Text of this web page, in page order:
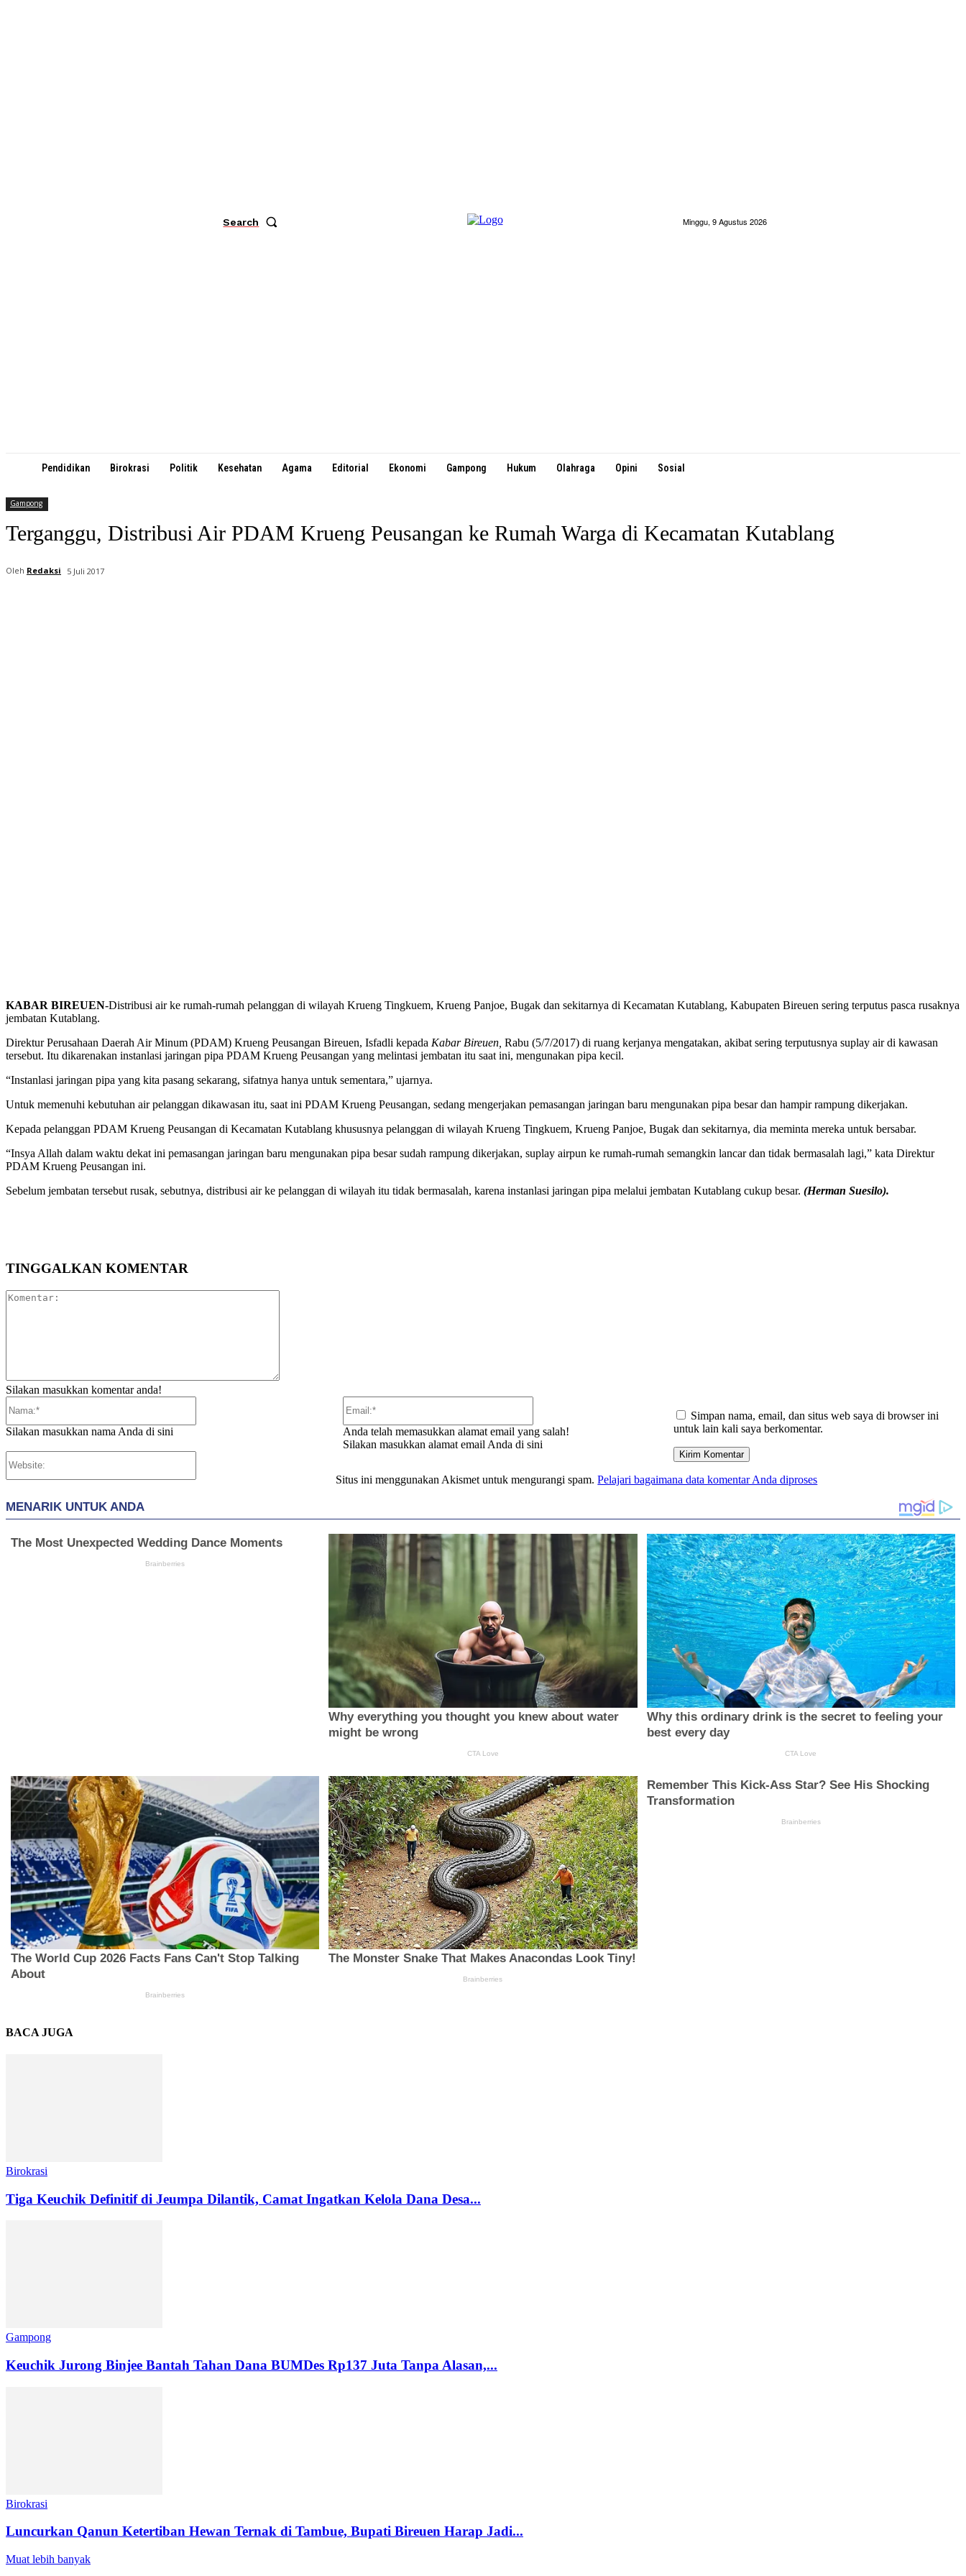
Search Minggu, 9 Agustus 2026
Pendidikan Birokrasi Politik Kesehatan Agama Editorial Ekonomi Gampong Hukum Olahraga Opini Sosial
Gampong
Terganggu, Distribusi Air PDAM Krueng Peusangan ke Rumah Warga di Kecamatan Kutablang
Oleh Redaksi 5 Juli 2017
KABAR BIREUEN-Distribusi air ke rumah-rumah pelanggan di wilayah Krueng Tingkuem, Krueng Panjoe, Bugak dan sekitarnya di Kecamatan Kutablang, Kabupaten Bireuen sering terputus pasca rusaknya
jembatan Kutablang.
Direktur Perusahaan Daerah Air Minum (PDAM) Krueng Peusangan Bireuen, Isfadli kepada Kabar Bireuen, Rabu (5/7/2017) di ruang kerjanya mengatakan, akibat sering terputusnya suplay air di kawasan
tersebut. Itu dikarenakan instanlasi jaringan pipa PDAM Krueng Peusangan yang melintasi jembatan itu saat ini, mengunakan pipa kecil.
“Instanlasi jaringan pipa yang kita pasang sekarang, sifatnya hanya untuk sementara,” ujarnya.
Untuk memenuhi kebutuhan air pelanggan dikawasan itu, saat ini PDAM Krueng Peusangan, sedang mengerjakan pemasangan jaringan baru mengunakan pipa besar dan hampir rampung dikerjakan.
Kepada pelanggan PDAM Krueng Peusangan di Kecamatan Kutablang khususnya pelanggan di wilayah Krueng Tingkuem, Krueng Panjoe, Bugak dan sekitarnya, dia meminta mereka untuk bersabar.
“Insya Allah dalam waktu dekat ini pemasangan jaringan baru mengunakan pipa besar sudah rampung dikerjakan, suplay airpun ke rumah-rumah semangkin lancar dan tidak bermasalah lagi,” kata Direktur
PDAM Krueng Peusangan ini.
Sebelum jembatan tersebut rusak, sebutnya, distribusi air ke pelanggan di wilayah itu tidak bermasalah, karena instanlasi jaringan pipa melalui jembatan Kutablang cukup besar. (Herman Suesilo).
TINGGALKAN KOMENTAR
Silakan masukkan komentar anda!
Silakan masukkan nama Anda di sini
Anda telah memasukkan alamat email yang salah!
Silakan masukkan alamat email Anda di sini
Simpan nama, email, dan situs web saya di browser ini
untuk lain kali saya berkomentar.
Situs ini menggunakan Akismet untuk mengurangi spam.Pelajari bagaimana data komentar Anda diproses
BACA JUGA
Birokrasi
Tiga Keuchik Definitif di Jeumpa Dilantik, Camat Ingatkan Kelola Dana Desa...
Gampong
Keuchik Jurong Binjee Bantah Tahan Dana BUMDes Rp137 Juta Tanpa Alasan,...
Birokrasi
Luncurkan Qanun Ketertiban Hewan Ternak di Tambue, Bupati Bireuen Harap Jadi...
Muat lebih banyak